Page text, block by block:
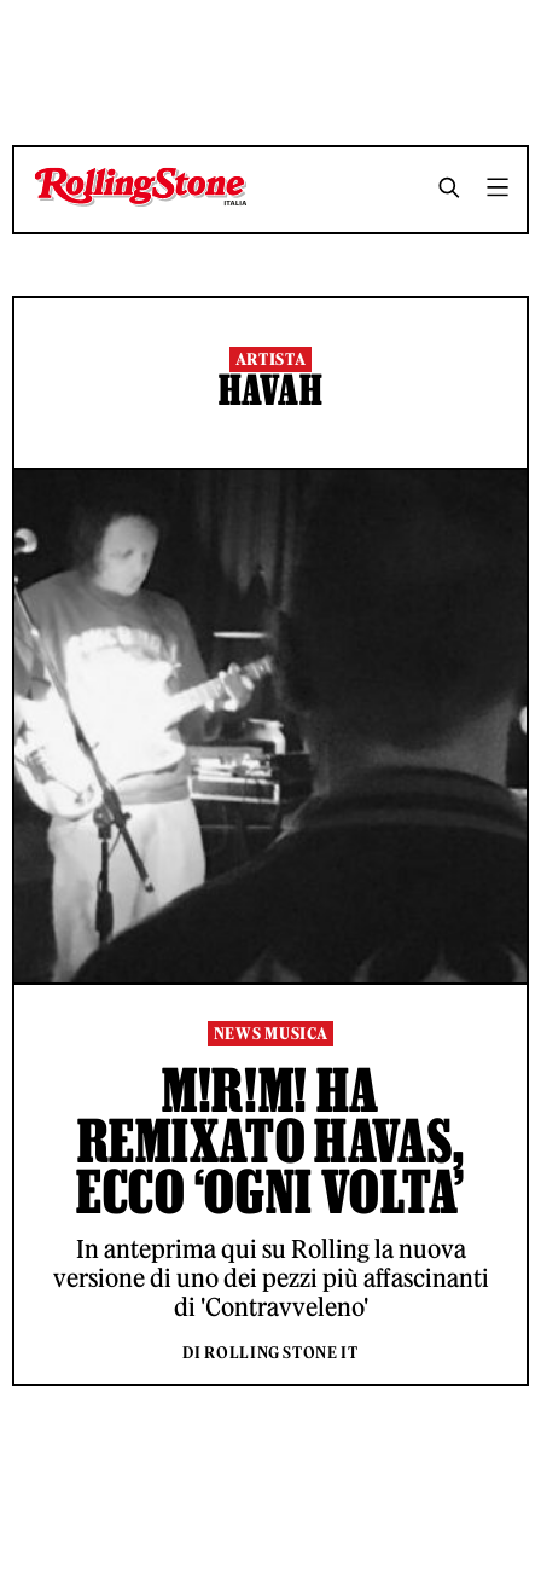
ARTISTA
HAVAH
NEWS MUSICA
M!R!M! HA
REMIXATO HAVAS,
ECCO ‘OGNI VOLTA’
In anteprima qui su Rolling la nuova
versione di uno dei pezzi più affascinanti
di 'Contravveleno'
DI ROLLING STONE IT